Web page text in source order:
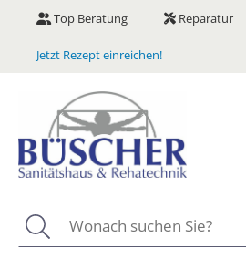
springen
Top Beratung Reparatur
Jetzt Rezept einreichen!
Suchen